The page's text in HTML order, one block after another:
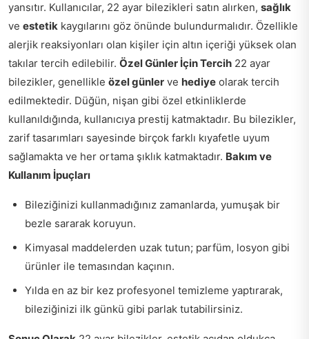
yansıtır. Kullanıcılar, 22 ayar bilezikleri satın alırken, sağlık
ve estetik kaygılarını göz önünde bulundurmalıdır. Özellikle
alerjik reaksiyonları olan kişiler için altın içeriği yüksek olan
takılar tercih edilebilir. Özel Günler İçin Tercih 22 ayar
bilezikler, genellikle özel günler ve hediye olarak tercih
edilmektedir. Düğün, nişan gibi özel etkinliklerde
kullanıldığında, kullanıcıya prestij katmaktadır. Bu bilezikler,
zarif tasarımları sayesinde birçok farklı kıyafetle uyum
sağlamakta ve her ortama şıklık katmaktadır. Bakım ve
Kullanım İpuçları
Bileziğinizi kullanmadığınız zamanlarda, yumuşak bir
bezle sararak koruyun.
Kimyasal maddelerden uzak tutun; parfüm, losyon gibi
ürünler ile temasından kaçının.
Yılda en az bir kez profesyonel temizleme yaptırarak,
bileziğinizi ilk günkü gibi parlak tutabilirsiniz.